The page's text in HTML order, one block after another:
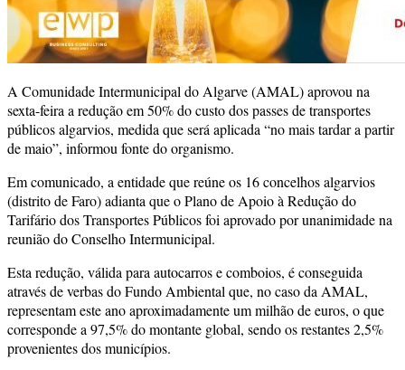
A Comunidade Intermunicipal do Algarve (AMAL) aprovou na
sexta-feira a redução em 50% do custo dos passes de transportes
públicos algarvios, medida que será aplicada “no mais tardar a partir
de maio”, informou fonte do organismo.
Em comunicado, a entidade que reúne os 16 concelhos algarvios
(distrito de Faro) adianta que o Plano de Apoio à Redução do
Tarifário dos Transportes Públicos foi aprovado por unanimidade na
reunião do Conselho Intermunicipal.
Esta redução, válida para autocarros e comboios, é conseguida
através de verbas do Fundo Ambiental que, no caso da AMAL,
representam este ano aproximadamente um milhão de euros, o que
corresponde a 97,5% do montante global, sendo os restantes 2,5%
provenientes dos municípios.